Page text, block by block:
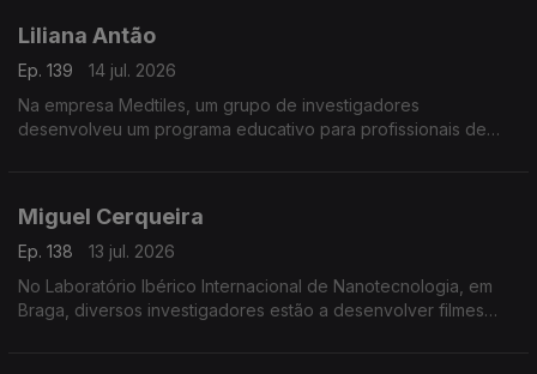
Liliana Antão
Ep. 139
14 jul. 2026
Na empresa Medtiles, um grupo de investigadores
desenvolveu um programa educativo para profissionais de
Miguel Cerqueira
Ep. 138
13 jul. 2026
No Laboratório Ibérico Internacional de Nanotecnologia, em
Braga, diversos investigadores estão a desenvolver filmes